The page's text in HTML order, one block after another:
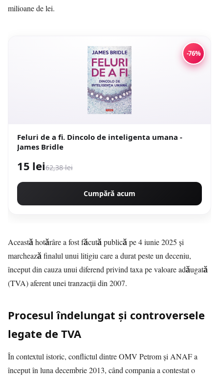
milioane de lei.
-76%
Feluri de a fi. Dincolo de inteligenta umana -
James Bridle
15 lei62,38 lei
Cumpără acum
Această hotărâre a fost făcută publică pe 4 iunie 2025 și
marchează finalul unui litigiu care a durat peste un deceniu,
început din cauza unui diferend privind taxa pe valoare adăugată
(TVA) aferent unei tranzacții din 2007.
Procesul îndelungat și controversele
legate de TVA
În contextul istoric, conflictul dintre OMV Petrom și ANAF a
început în luna decembrie 2013, când compania a contestat o